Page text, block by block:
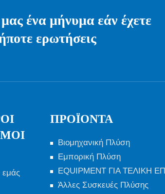
ένα μήνυμα εάν έχετε
ερωτήσεις
εμάς
ΠΡΟΪΌΝΤΑ
Βιομηχανική Πλύση
Εμπορική Πλύση
ΕQUIPMENT ΓΙΑ ΤΕΛΙΚΗ
Άλλες Συσκευές Πλύσης